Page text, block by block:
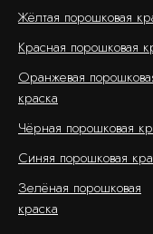
Жёлтая порошковая
Красная порошковая
Оранжевая
краска
Чёрная порошковая
Синяя порошковая
Зелёная порошковая
краска